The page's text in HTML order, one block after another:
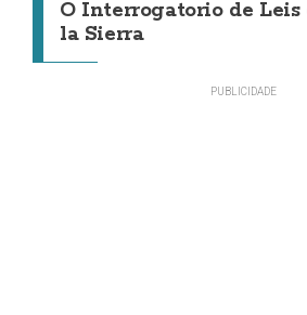
O Interrogatorio de Leis
la Sierra